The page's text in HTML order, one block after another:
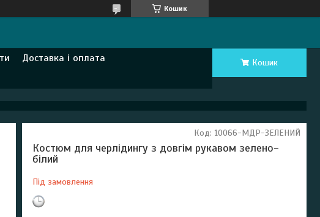
Кошик
Доставка і оплата
Кошик
Костюм для черлідингу з довгім рукавом зелено-
білий
Під замовлення
Код: 10066-МДР-ЗЕЛЕНИЙ